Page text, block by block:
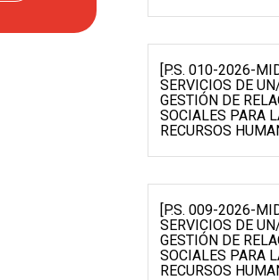
[P.S. 010-2026-
SERVICIOS DE
GESTIÓN DE
SOCIALES PARA
RECURSOS
[P.S. 009-2026-
SERVICIOS DE
GESTIÓN DE
SOCIALES PARA
RECURSOS